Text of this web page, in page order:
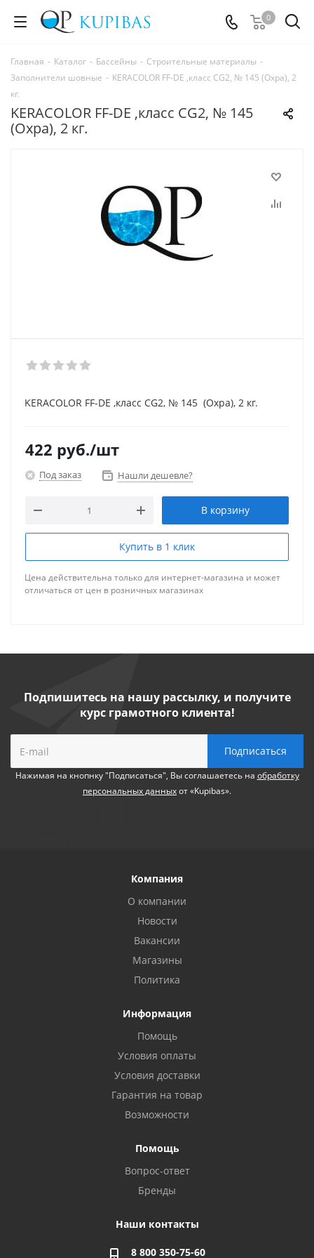
0
Главная - Каталог - Бассейны - Строительные материалы -
Заполнители шовные - KERACOLOR FF-DE ,класс CG2, № 145 (Охра), 2
кг.
KERACOLOR FF-DE ,класс CG2, № 145
(Охра), 2 кг.
KERACOLOR FF-DE ,класс CG2, № 145 (Охра), 2 кг.
422 руб./шт
Под заказ Нашли дешевле?
В корзину
Купить в 1 клик
Цена действительна только для интернет-магазина и может
отличаться от цен в розничных магазинах
Подпишитесь на нашу рассылку, и получите
курс грамотного клиента!
Нажимая на кнопнку "Подписаться", Вы соглашаетесь на обработку
персональных данныхот «Kupibas».
Компания
О компании
Новости
Вакансии
Магазины
Политика
Информация
Помощь
Условия оплаты
Условия доставки
Гарантия на товар
Возможности
Помощь
Вопрос-ответ
Бренды
Наши контакты
8 800 350-75-60